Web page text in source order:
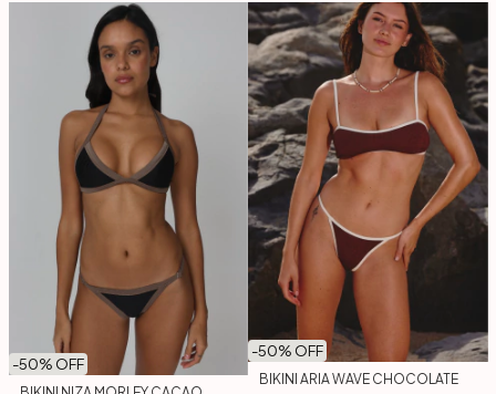
-50% OFF
-50% OFF
BIKINI ARIA WAVE CHOCOLATE